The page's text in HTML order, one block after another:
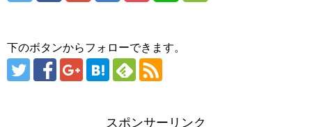
下のボタンからフォローできます。
スポンサーリンク